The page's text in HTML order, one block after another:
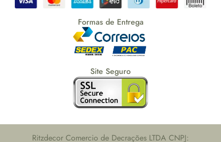
Formas de Entrega
Site Seguro
Ritzdecor Comercio de Decrações LTDA CNPJ: